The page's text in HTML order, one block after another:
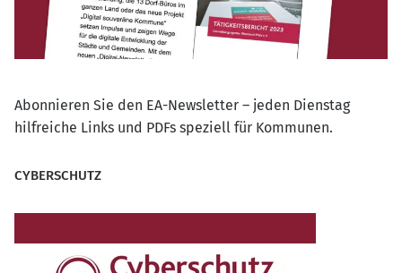
Abonnieren Sie den EA-Newsletter – jeden Dienstag
hilfreiche Links und PDFs speziell für Kommunen.
CYBERSCHUTZ